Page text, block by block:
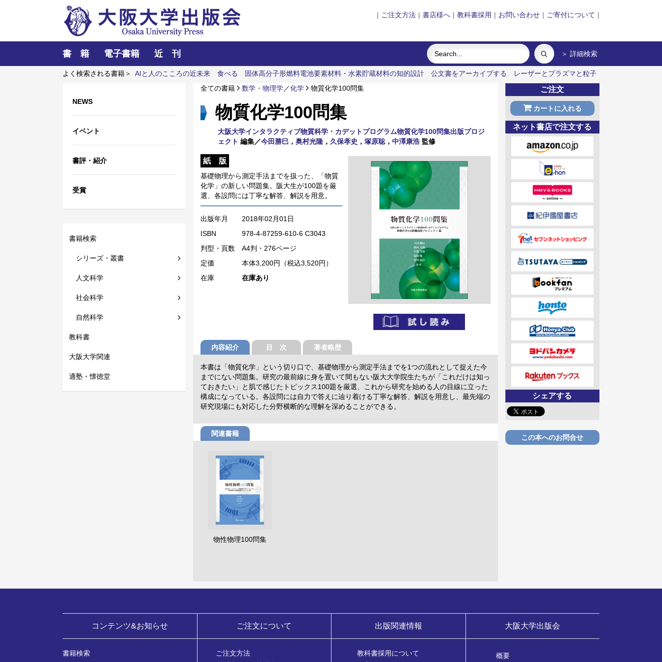
| ご注文方法 | 書店様へ | 教科書採用 | お問い合わせ | ご寄付について |
書 籍 電子書籍 近 刊 ＞ 詳細検索
よく検索される書籍＞ AIと人のこころの近未来 食べる 固体高分子形燃料電池要素材料・水素貯蔵材料の知的設計 公文書をアーカイブする
レーザーとプラズマと粒子
NEWS
イベント
書評・紹介
受賞
書籍検索
シリーズ・叢書
人文科学
社会科学
自然科学
教科書
大阪大学関連
適塾・懐徳堂
全ての書籍 数学・物理学／化学 物質化学100問集
物質化学100問集
大阪大学インタラクティブ物質科学・カデットプログラム物質化学100問集出版プロジ
ェクト 編集／今田勝巳 ， 奥村光隆 ， 久保孝史 ， 塚原聡， 中澤康浩監修
紙 版
基礎物理から測定手法までを扱った、「物質
化学」の新しい問題集。阪大生が100題を厳
選、各設問には丁寧な解答、解説を用意。
出版年月
2018年02月01日
ISBN
978-4-87259-610-6 C3043
判型・頁数 A4判・276ページ
定価
本体3,200円（税込3,520円）
在庫
在庫あり
内容紹介 目 次 著者略歴
本書は「物質化学」という切り口で、基礎物理から測定手法までを1つの流れとして捉えた今
までにない問題集。研究の最前線に身を置いて間もない阪大大学院生たちが「これだけは知っ
ておきたい」と肌で感じたトピックス100題を厳選、これから研究を始める人の目線に立った
構成になっている。各設問には自力で答えに辿り着ける丁寧な解答、解説を用意し、最先端の
研究現場にも対応した分野横断的な理解を深めることができる。
関連書籍
物性物理100問集
ご注文
カートに入れる
ネット書店で注文する
シェアする
この本へのお問合せ
コンテンツ&お知らせ
書籍検索
ご注文について
ご注文方法
出版関連情報
教科書採用について
大阪大学出版会
概要